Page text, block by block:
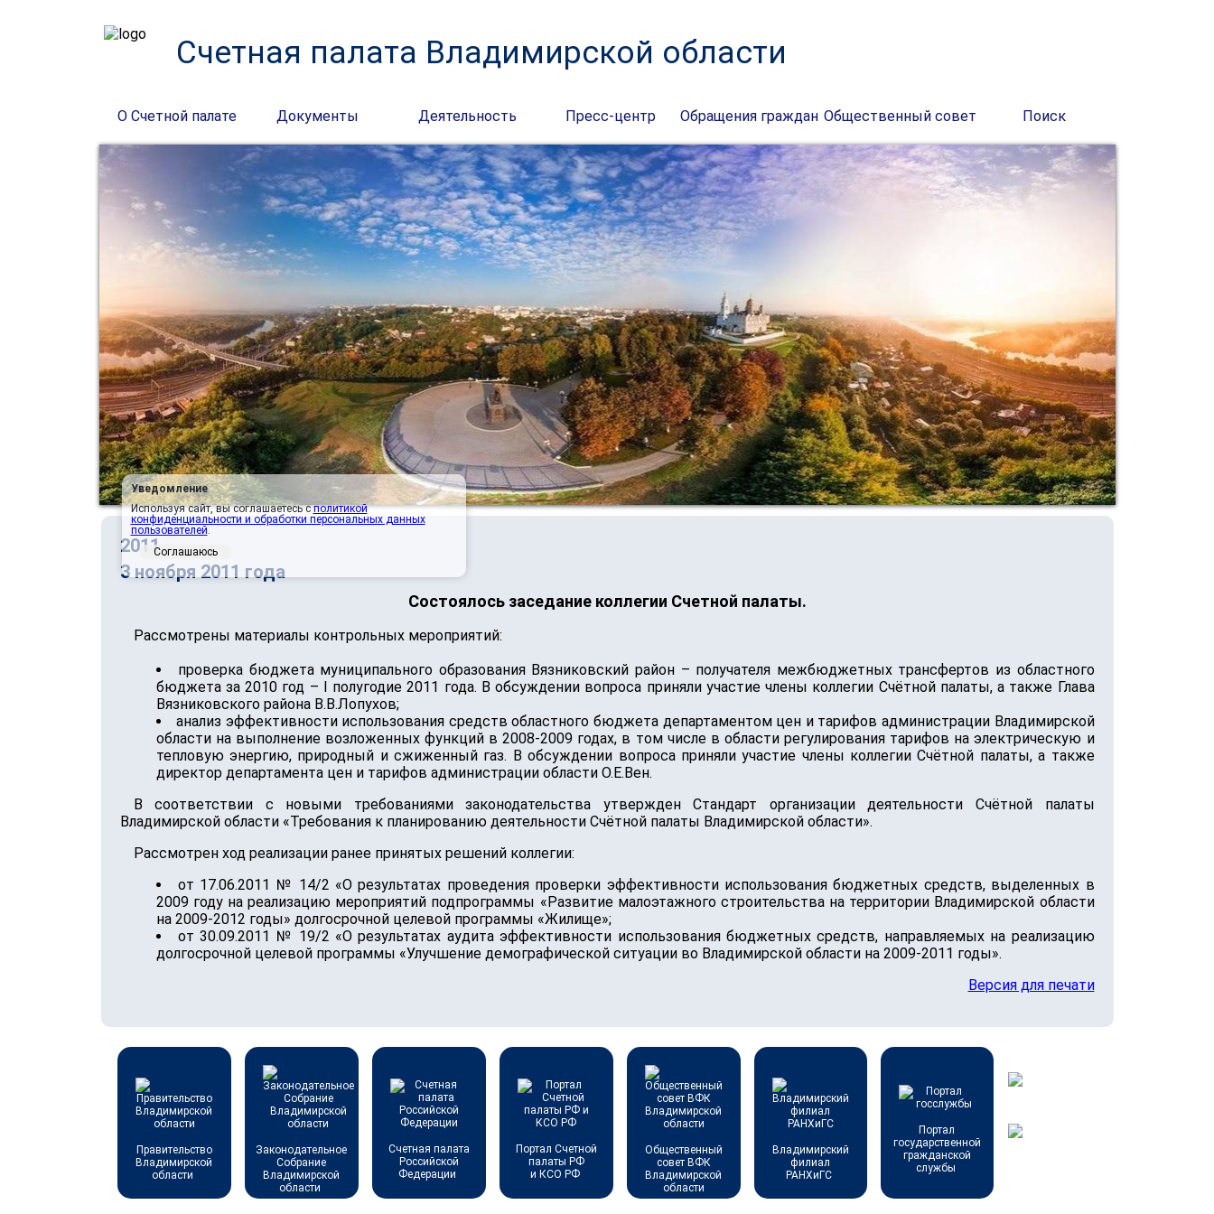
Счетная палата Владимирской области
О Счетной палате Документы Деятельность Пресс-центр Обращения граждан Общественный совет Поиск
2011
3 ноября 2011 года
Состоялось заседание коллегии Счетной палаты.
Рассмотрены материалы контрольных мероприятий:
проверка бюджета муниципального образования Вязниковский район – получателя межбюджетных трансфертов из областного
бюджета за 2010 год – I полугодие 2011 года. В обсуждении вопроса приняли участие члены коллегии Счётной палаты, а также Глава
Вязниковского района В.В.Лопухов;
анализ эффективности использования средств областного бюджета департаментом цен и тарифов администрации Владимирской
области на выполнение возложенных функций в 2008-2009 годах, в том числе в области регулирования тарифов на электрическую и
тепловую энергию, природный и сжиженный газ. В обсуждении вопроса приняли участие члены коллегии Счётной палаты, а также
директор департамента цен и тарифов администрации области О.Е.Вен.
В соответствии с новыми требованиями законодательства утвержден Стандарт организации деятельности Счётной палаты
Владимирской области «Требования к планированию деятельности Счётной палаты Владимирской области».
Рассмотрен ход реализации ранее принятых решений коллегии:
от 17.06.2011 № 14/2 «О результатах проведения проверки эффективности использования бюджетных средств, выделенных в
2009 году на реализацию мероприятий подпрограммы «Развитие малоэтажного строительства на территории Владимирской области
на 2009-2012 годы» долгосрочной целевой программы «Жилище»;
от 30.09.2011 № 19/2 «О результатах аудита эффективности использования бюджетных средств, направляемых на реализацию
долгосрочной целевой программы «Улучшение демографической ситуации во Владимирской области на 2009-2011 годы».
Версия для печати
Правительство
Владимирской
области
Законодательное
Собрание
Владимирской
области
Счетная палата
Российской
Федерации
Портал Счетной
палаты РФ
и КСО РФ
Общественный
совет ВФК
Владимирской
области
Владимирский
филиал
РАНХиГС
Портал
государственной
гражданской
службы
Уведомление
Используя сайт, вы соглашаетесь сполитикой
конфиденциальности и обработки персональных данных
пользователей.
Соглашаюсь